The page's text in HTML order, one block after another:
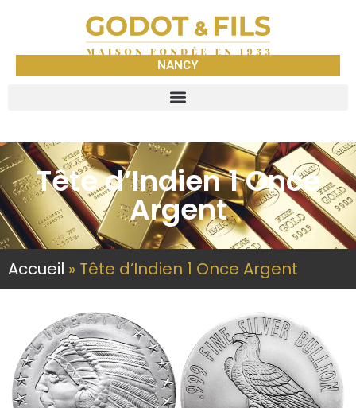
NANCY
Tête d’Indien 1 Once
Argent
Accueil » Tête d’Indien 1 Once Argent